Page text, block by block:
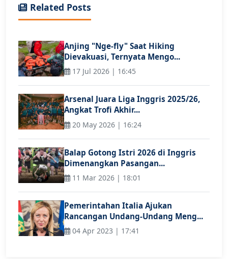
Related Posts
Anjing "Nge-fly" Saat Hiking
Dievakuasi, Ternyata Mengo...
17 Jul 2026 | 16:45
Arsenal Juara Liga Inggris 2025/26,
Angkat Trofi Akhir...
20 May 2026 | 16:24
Balap Gotong Istri 2026 di Inggris
Dimenangkan Pasangan...
11 Mar 2026 | 18:01
Pemerintahan Italia Ajukan
Rancangan Undang-Undang Meng...
04 Apr 2023 | 17:41